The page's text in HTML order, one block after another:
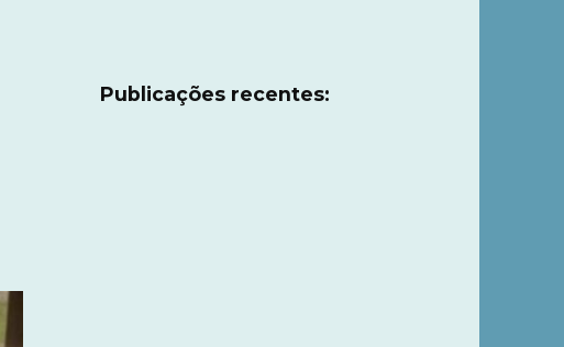
Publicações recentes: